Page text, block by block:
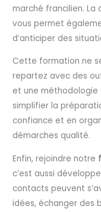
marché francilien.
vous permet
d’anticiper des
Cette formation ne
repartez avec des
et une méthodologie
simplifier la
confiance et en
démarches qualité.
Enfin, rejoindre notre
c’est aussi
contacts peuvent
idées, échanger des